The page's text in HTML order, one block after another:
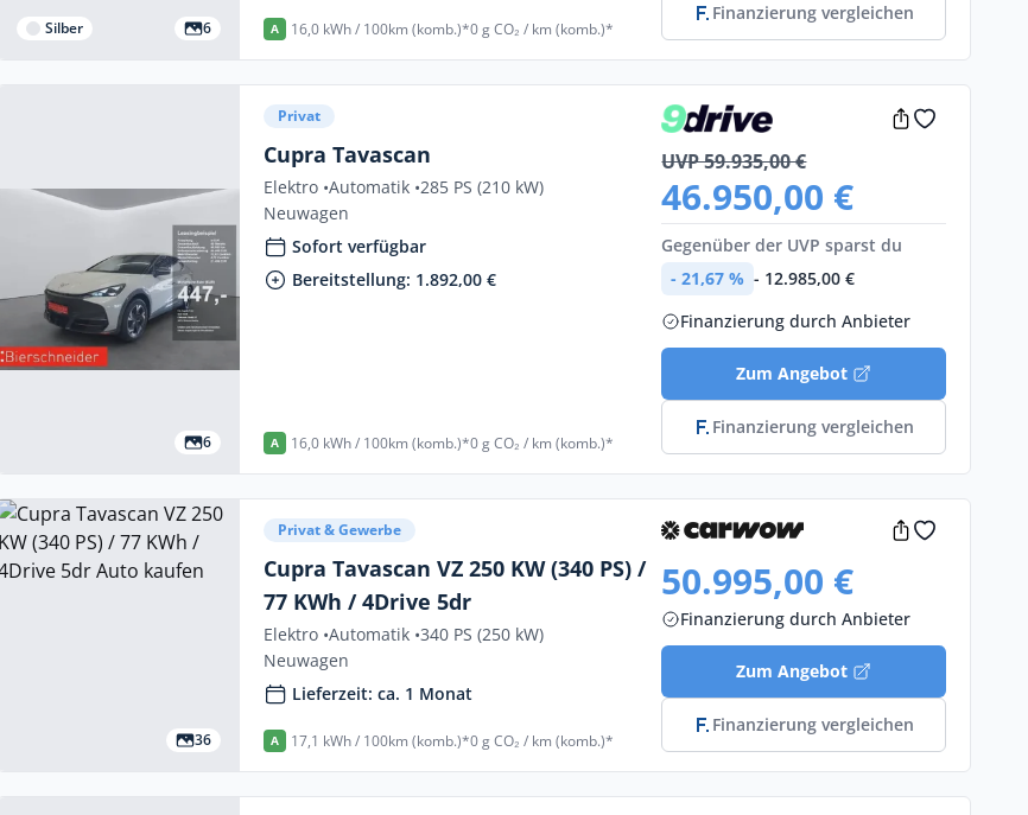
Silber 6 A 16,0 kWh / 100km (komb.)*0 g CO₂ / km (komb.)*
Finanzierung vergleichen
6
Privat
Cupra Tavascan
Elektro •Automatik •285 PS (210 kW)
Neuwagen
Sofort verfügbar
Bereitstellung: 1.892,00 €
A 16,0 kWh / 100km (komb.)*0 g CO₂ / km (komb.)*
UVP 59.935,00 €
46.950,00 €
Gegenüber der UVP sparst du
- 21,67 % - 12.985,00 €
Finanzierung durch Anbieter
Zum Angebot
Finanzierung vergleichen
36
Privat & Gewerbe
Cupra Tavascan VZ 250 KW (340 PS) /
77 KWh / 4Drive 5dr
Elektro •Automatik •340 PS (250 kW)
Neuwagen
Lieferzeit: ca. 1 Monat
A 17,1 kWh / 100km (komb.)*0 g CO₂ / km (komb.)*
50.995,00 €
Finanzierung durch Anbieter
Zum Angebot
Finanzierung vergleichen